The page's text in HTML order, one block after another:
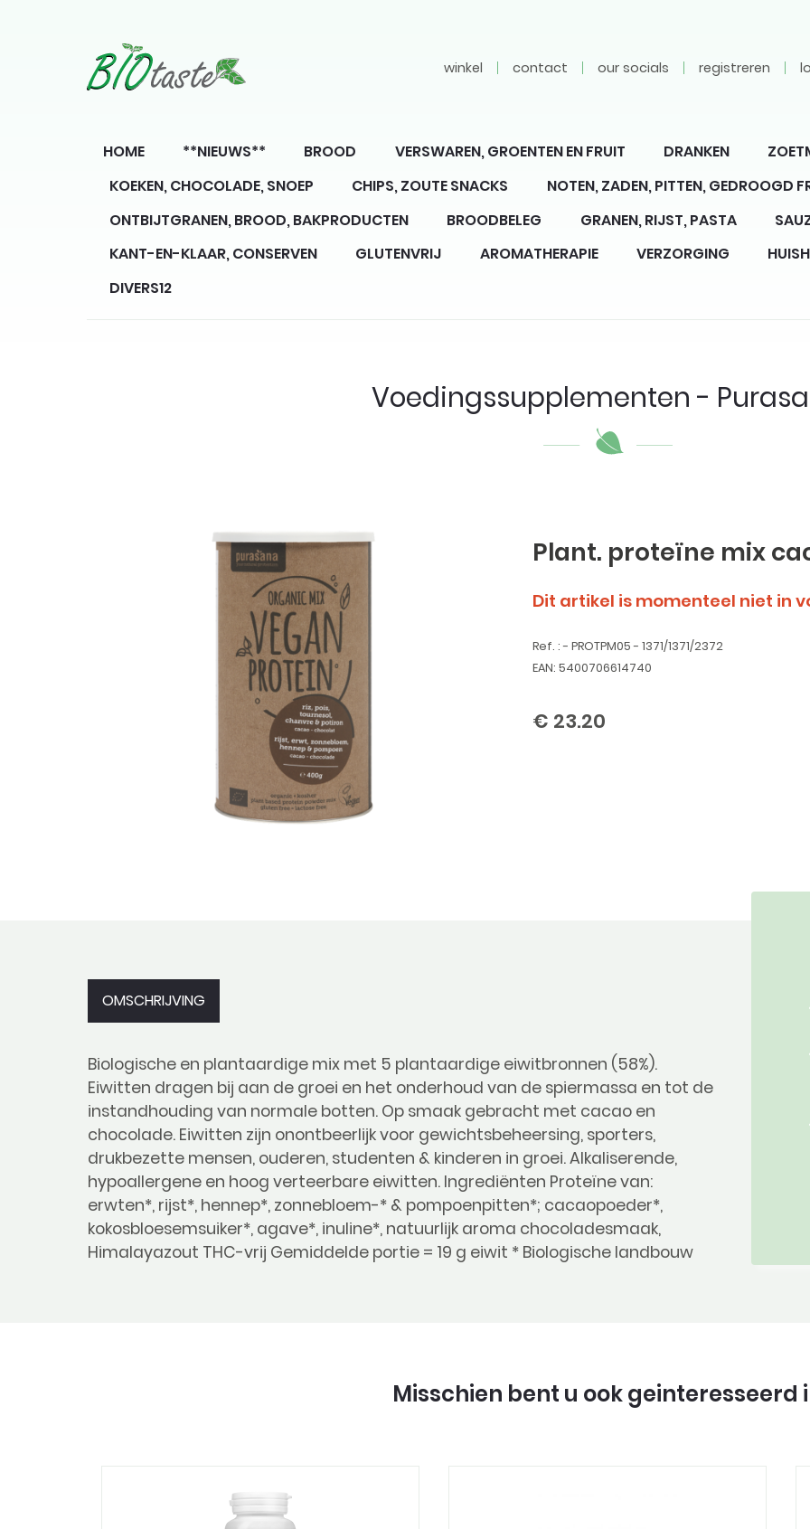
winkel contact our socials registreren
HOME **NIEUWS** BROOD VERSWAREN, GROENTEN EN FRUIT DRANKEN
KOEKEN, CHOCOLADE, SNOEP
CHIPS, ZOUTE SNACKS
NOTEN, ZADEN, PITTEN, GEDROOGD
ONTBIJTGRANEN, BROOD, BAKPRODUCTEN
BROODBELEG GRANEN, RIJST, PASTA
KANT-EN-KLAAR, CONSERVEN
GLUTENVRIJ AROMATHERAPIE VERZORGING
DIVERS12
Voedingssupplementen -
Plant. proteïne mix
Dit artikel is momenteel niet in
Ref. : - PROTPM05 - 1371/1371/2372
EAN: 5400706614740
€ 23.20
OMSCHRIJVING
Biologische en plantaardige mix met 5 plantaardige eiwitbronnen (58%).
Eiwitten dragen bij aan de groei en het onderhoud van de spiermassa en tot de
instandhouding van normale botten. Op smaak gebracht met cacao en
chocolade. Eiwitten zijn onontbeerlijk voor gewichtsbeheersing, sporters,
drukbezette mensen, ouderen, studenten & kinderen in groei. Alkaliserende,
hypoallergene en hoog verteerbare eiwitten. Ingrediënten Proteïne van:
erwten*, rijst*, hennep*, zonnebloem-* & pompoenpitten*; cacaopoeder*,
kokosbloesemsuiker*, agave*, inuline*, natuurlijk aroma chocoladesmaak,
Himalayazout THC-vrij Gemiddelde portie = 19 g eiwit * Biologische landbouw
Misschien bent u ook geinteresseerd